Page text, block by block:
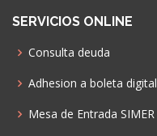
SERVICIOS ONLINE
Consulta deuda
Adhesion a boleta digital
Mesa de Entrada SIMER